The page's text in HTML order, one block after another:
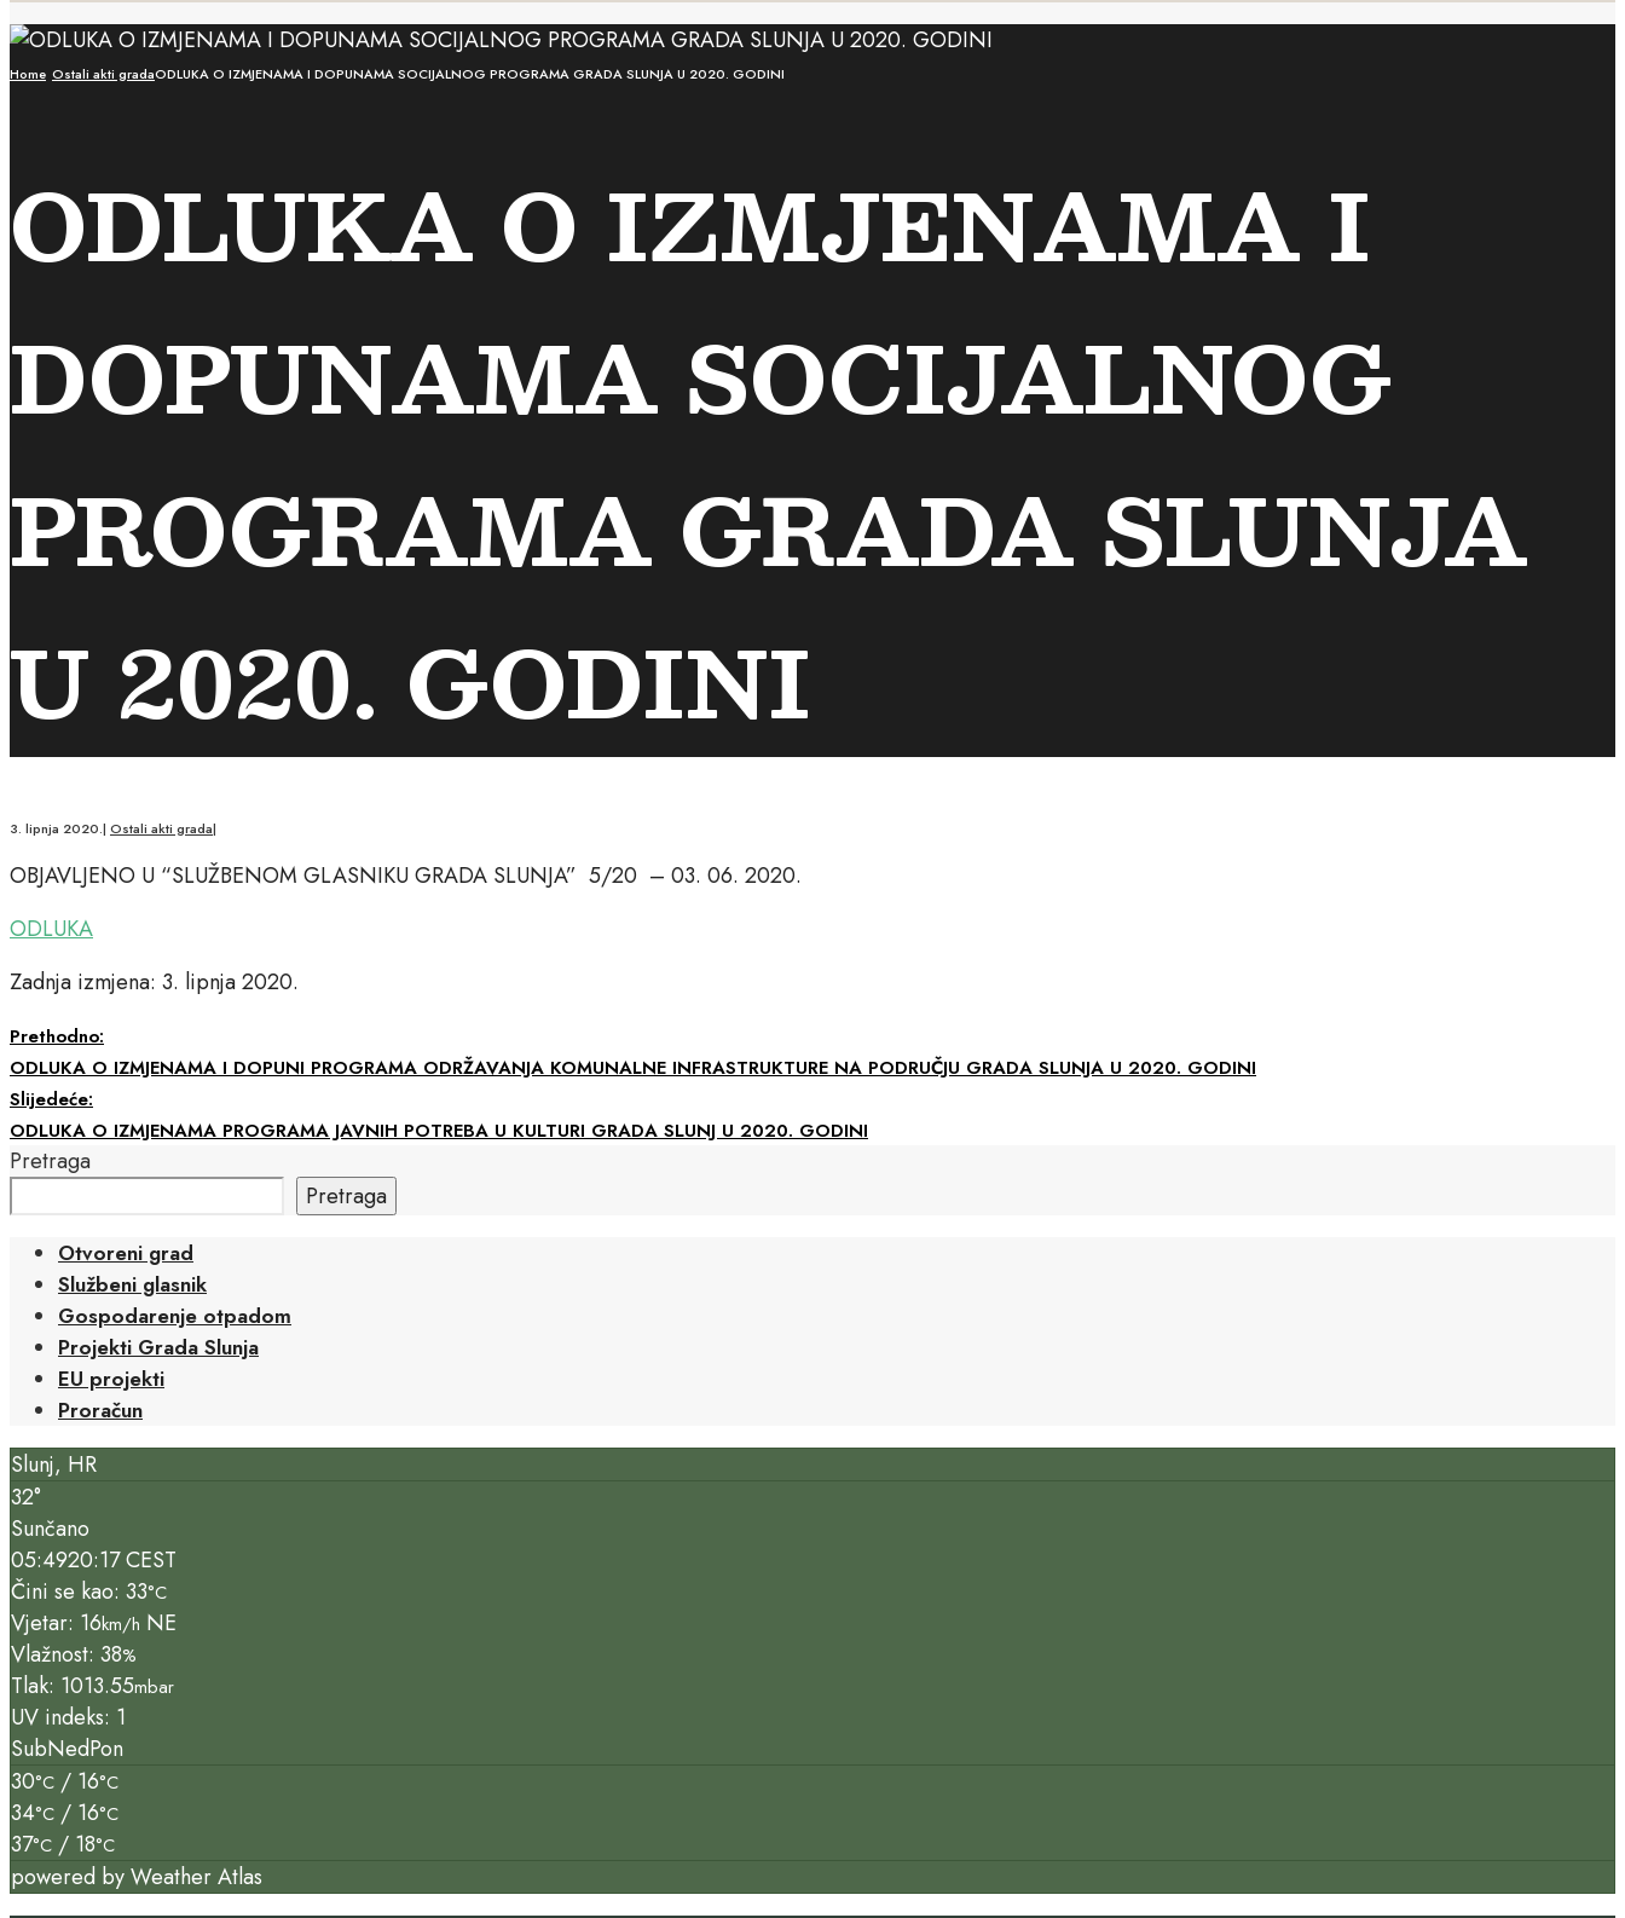
Search
Window
Home Ostali akti gradaODLUKA O IZMJENAMA I DOPUNAMA SOCIJALNOG PROGRAMA GRADA SLUNJA U 2020. GODINI
ODLUKA O IZMJENAMA I
DOPUNAMA SOCIJALNOG
PROGRAMA GRADA SLUNJA
U 2020. GODINI
3. lipnja 2020.| Ostali akti grada|
OBJAVLJENO U “SLUŽBENOM GLASNIKU GRADA SLUNJA” 5/20 – 03. 06. 2020.
ODLUKA
Zadnja izmjena: 3. lipnja 2020.
Prethodno:
ODLUKA O IZMJENAMA I DOPUNI PROGRAMA ODRŽAVANJA KOMUNALNE INFRASTRUKTURE NA PODRUČJU GRADA SLUNJA U 2020. GODINI
Slijedeće:
ODLUKA O IZMJENAMA PROGRAMA JAVNIH POTREBA U KULTURI GRADA SLUNJ U 2020. GODINI
Pretraga
Pretraga
Otvoreni grad
Službeni glasnik
Gospodarenje otpadom
Projekti Grada Slunja
EU projekti
Proračun
Slunj, HR
32°
Sunčano
05:4920:17 CEST
Čini se kao: 33°C
Vjetar: 16km/h NE
Vlažnost: 38%
Tlak: 1013.55mbar
UV indeks: 1
SubNedPon
30°C / 16°C
34°C / 16°C
37°C / 18°C
powered byWeather Atlas